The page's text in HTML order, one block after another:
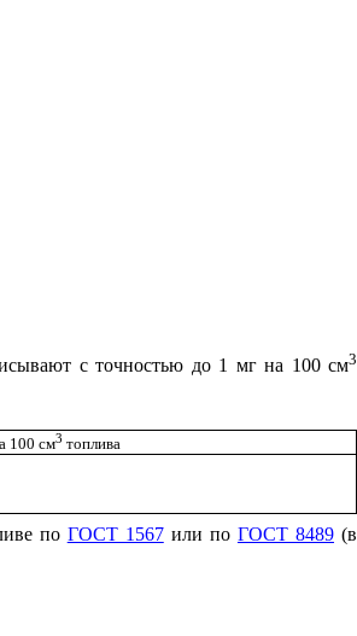
с точностью до 1 мг на 100 см3
100 см3 топлива
по ГОСТ 1567или по ГОСТ 8489(в